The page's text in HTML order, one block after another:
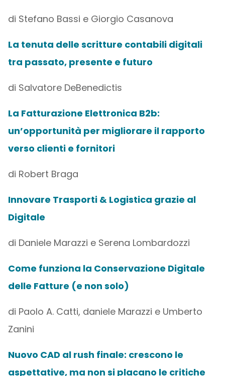
di Stefano Bassi e Giorgio Casanova
La tenuta delle scritture contabili digitali
tra passato, presente e futuro
di Salvatore DeBenedictis
La Fatturazione Elettronica B2b:
un’opportunità per migliorare il rapporto
verso clienti e fornitori
di Robert Braga
Innovare Trasporti & Logistica grazie al
Digitale
di Daniele Marazzi e Serena Lombardozzi
Come funziona la Conservazione Digitale
delle Fatture (e non solo)
di Paolo A. Catti, daniele Marazzi e Umberto
Zanini
Nuovo CAD al rush finale: crescono le
aspettative, ma non si placano le critiche